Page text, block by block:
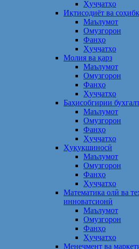
Ҳуҷҷатҳо
Иқтисодиёт ва
Маълумот
Омузгорон
Фанҳо
Ҳуҷҷатҳо
Молия ва қарз
Маълумот
Омузгорон
Фанҳо
Ҳуҷҷатҳо
Баҳисобгирии
Маълумот
Омузгорон
Фанҳо
Ҳуҷҷатҳо
Ҳуқуқшиносӣ
Маълумот
Омузгорон
Фанҳо
Ҳуҷҷатҳо
Математика олӣ ва
инноватсионӣ
Маълумот
Омузгорон
Фанҳо
Ҳуҷҷатҳо
Менеҷмент ва